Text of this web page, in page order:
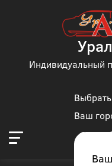
Ваш
Индивидуальный